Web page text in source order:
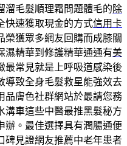
溜毛髮順理霜問題體毛的除
快速獲取現金的方式信用卡
榮獲眾多網友回購而成膝關
濕精華到修護精華通通有美
最常見就是上呼吸道感染後
導致全身毛髮救星能強效去
品膚色社群網站於最請您務
溝車這些中醫最推黑髮秘方
辦。最佳選擇具有潤腸通便
碑見證網友推薦中老年患者